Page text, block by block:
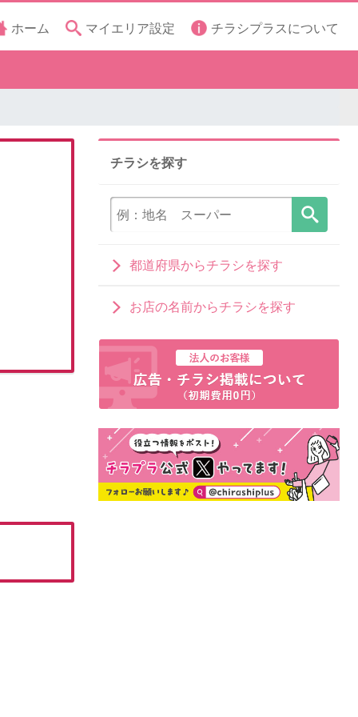
ホーム マイエリア設定 チラシプラスについて
チラシを探す
都道府県からチラシを探す
お店の名前からチラシを探す